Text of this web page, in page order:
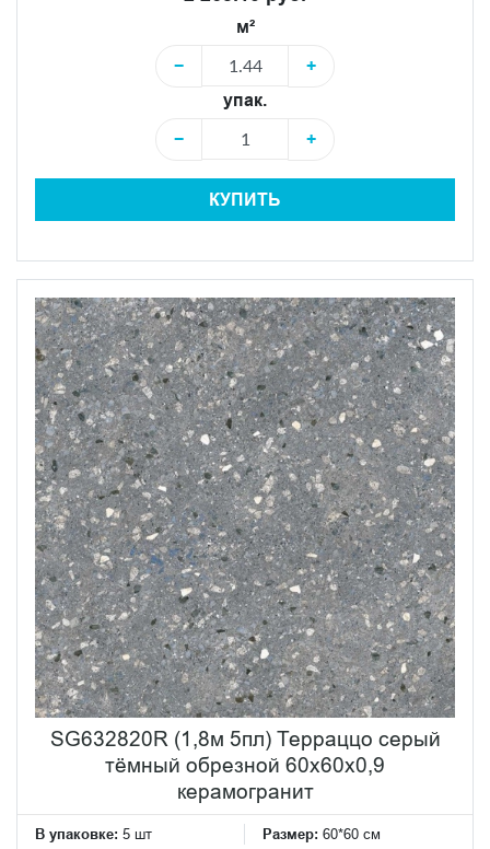
м²
−
+
упак.
−
+
КУПИТЬ
SG632820R (1,8м 5пл) Терраццо серый
тёмный обрезной 60x60x0,9
керамогранит
В упаковке: 5 шт Размер: 60*60 см